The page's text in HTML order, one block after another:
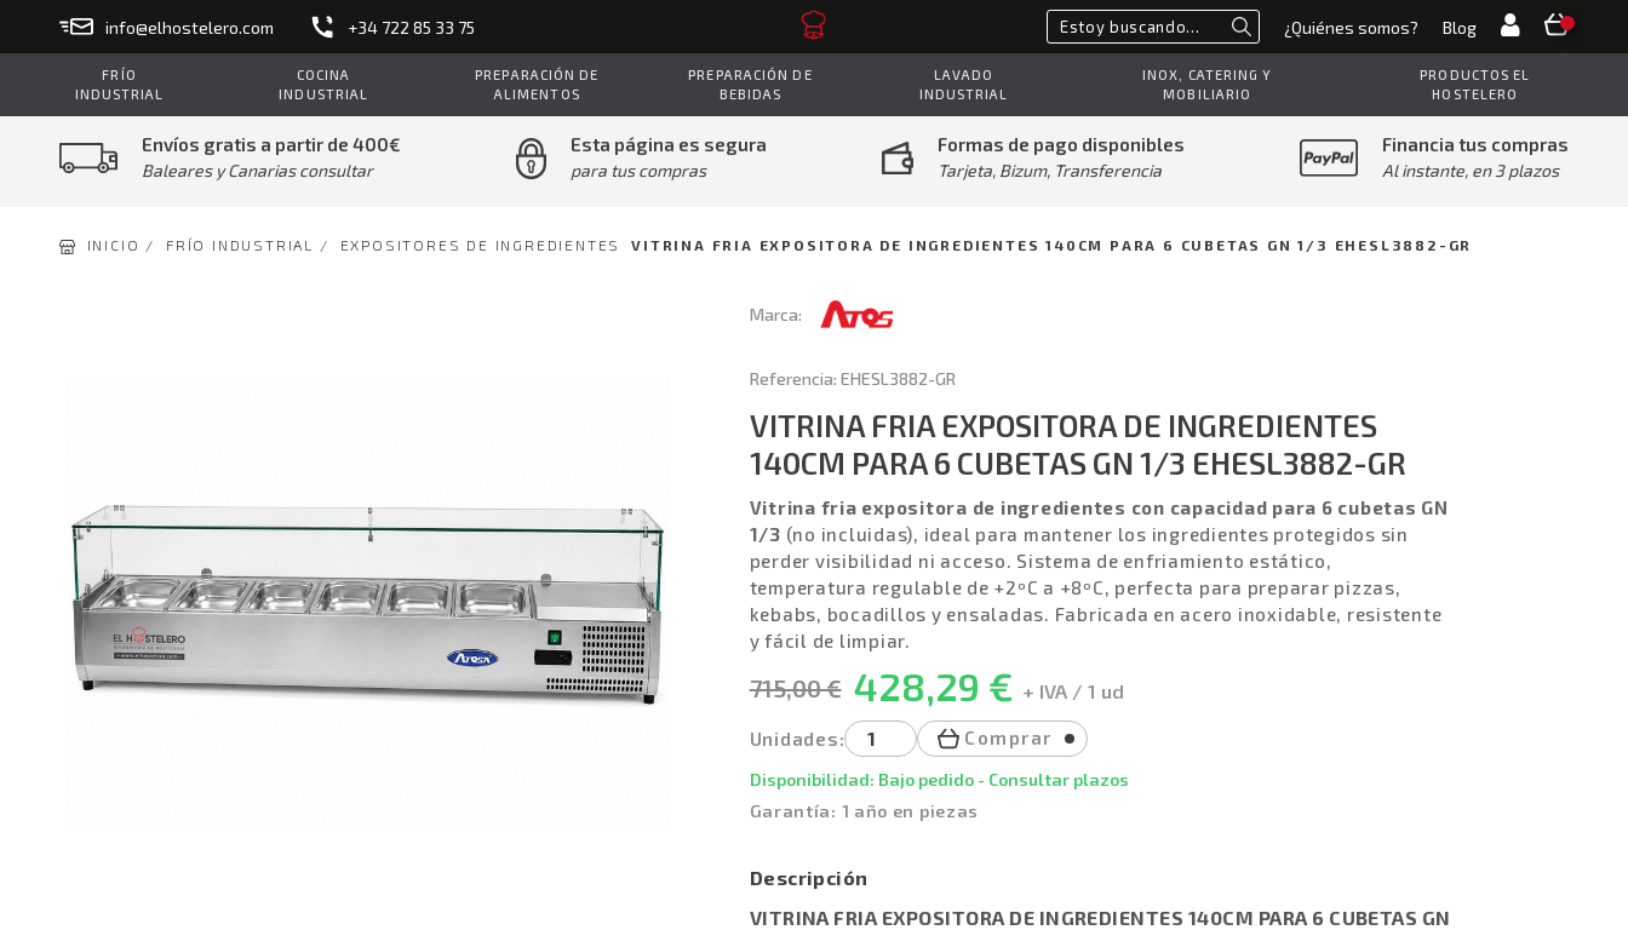
info@elhostelero.com +34 722 85 33 75 Buscar¿Quiénes somos? Blog
FRÍO
INDUSTRIAL
COCINA
INDUSTRIAL
PREPARACIÓN DE
ALIMENTOS
PREPARACIÓN DE
BEBIDAS
LAVADO
INDUSTRIAL
INOX, CATERING Y
MOBILIARIO
PRODUCTOS EL
HOSTELERO
Envíos gratis a partir de 400€
Baleares y Canarias consultar
Esta página es segura
para tus compras
Formas de pago disponibles
Tarjeta, Bizum, Transferencia
Financia tus compras
Al instante, en 3 plazos
INICIO / FRÍO INDUSTRIAL / EXPOSITORES DE INGREDIENTES VITRINA FRIA EXPOSITORA DE INGREDIENTES 140CM PARA 6 CUBETAS GN 1/3 EHESL3882-GR
Marca:
Referencia: EHESL3882-GR
VITRINA FRIA EXPOSITORA DE INGREDIENTES
140CM PARA 6 CUBETAS GN 1/3 EHESL3882-GR
Vitrina fria expositora de ingredientes con capacidad para 6 cubetas GN
1/3 (no incluidas), ideal para mantener los ingredientes protegidos sin
perder visibilidad ni acceso. Sistema de enfriamiento estático,
temperatura regulable de +2ºC a +8ºC, perfecta para preparar pizzas,
kebabs, bocadillos y ensaladas. Fabricada en acero inoxidable, resistente
y fácil de limpiar.
715,00 € 428,29 € + IVA / 1 ud
Unidades: Comprar
Disponibilidad: Bajo pedido - Consultar plazos
Garantía: 1 año en piezas
Descripción
VITRINA FRIA EXPOSITORA DE INGREDIENTES 140CM PARA 6 CUBETAS GN